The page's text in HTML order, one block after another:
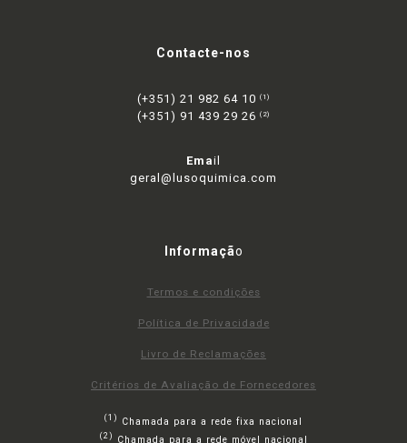
Contacte-nos
(+351) 21 982 64 10 (1)
(+351) 91 439 29 26 (2)
Email
geral@lusoquimica.com
Informação
Termos e condições
Política de Privacidade
Livro de Reclamações
Critérios de Avaliação de Fornecedores
(1) Chamada para a rede fixa nacional
(2) Chamada para a rede móvel nacional